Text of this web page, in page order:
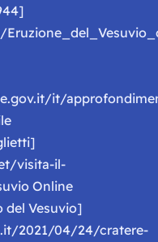
it/
visita-il-
Online
del Vesuvio]
2021/04/24/cratere-